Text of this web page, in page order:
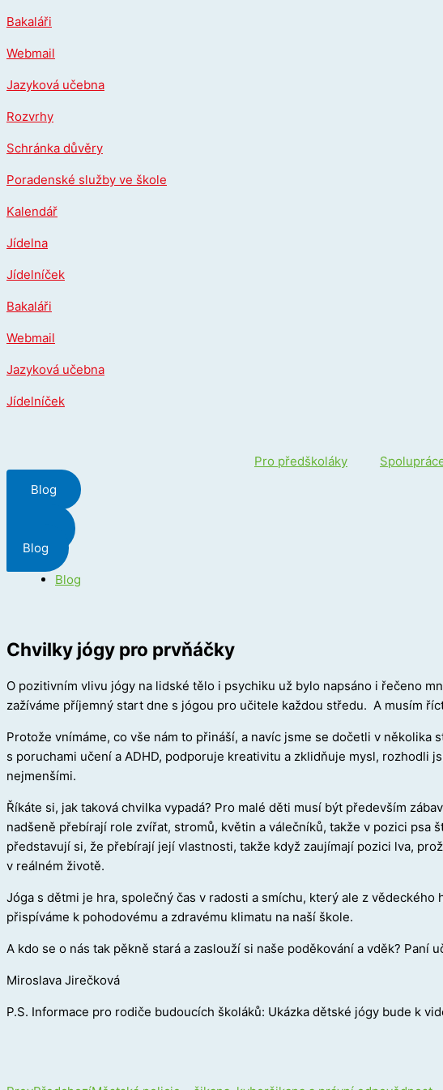
na
obsah
Bakaláři
Webmail
Jazyková učebna
Rozvrhy
Schránka důvěry
Poradenské služby ve škole
Kalendář
Jídelna
Jídelníček
Bakaláři
Webmail
Jazyková učebna
Jídelníček
Pro předškoláky
Blog
Blog
Blog
Chvilky jógy pro prvňáčky
O pozitivním vlivu jógy na lidské tělo i psychiku už bylo napsáno i řečeno
zažíváme příjemný start dne s jógou pro učitele každou středu. A musím
Protože vnímáme, co vše nám to přináší, a navíc jsme se dočetli v
s poruchami učení a ADHD, podporuje kreativitu a zklidňuje mysl, rozhodli
nejmenšími.
Říkáte si, jak taková chvilka vypadá? Pro malé děti musí být především
nadšeně přebírají role zvířat, stromů, květin a válečníků, takže v pozici psa
představují si, že přebírají její vlastnosti, takže když zaujímají pozici lva,
v reálném životě.
Jóga s dětmi je hra, společný čas v radosti a smíchu, který ale z
přispíváme k pohodovému a zdravému klimatu na naší škole.
A kdo se o nás tak pěkně stará a zaslouží si naše poděkování a vděk? Paní
Miroslava Jirečková
P.S. Informace pro rodiče budoucích školáků: Ukázka dětské jógy bude k